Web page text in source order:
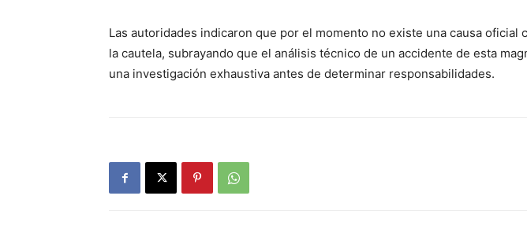
Las autoridades indicaron que por el momento no existe una causa oficial
la cautela, subrayando que el análisis técnico de un accidente de esta
una investigación exhaustiva antes de determinar responsabilidades.